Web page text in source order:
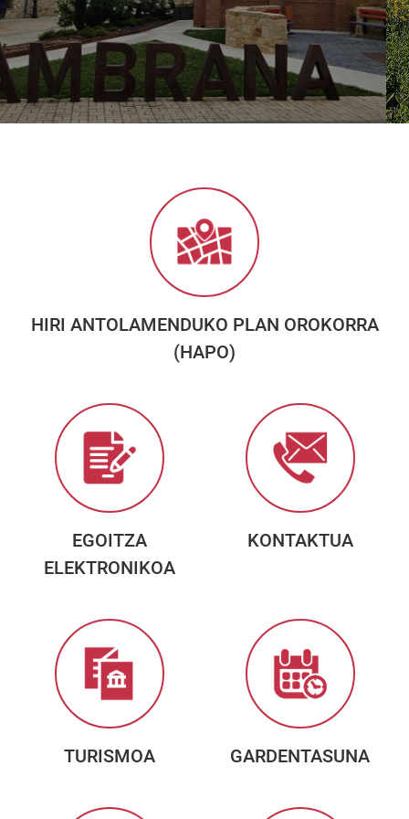
HIRI ANTOLAMENDUKO PLAN OROKORRA
(HAPO)
EGOITZA
ELEKTRONIKOA
KONTAKTUA
TURISMOA GARDENTASUNA